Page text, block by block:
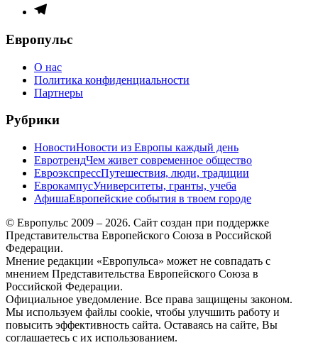
меню
Элемент
Европульс
О нас
Политика конфиденциальности
Партнеры
Рубрики
НовостиНовости из Европы каждый день
ЕвротрендЧем живет современное общество
ЕвроэкспрессПутешествия, люди, традиции
ЕврокампусУниверситеты, гранты, учеба
АфишаЕвропейские события в твоем городе
© Европульс 2009 – 2026. Сайт создан при поддержке
Представительства Европейского Союза в Российской
Федерации.
Мнение редакции «Европульса» может не совпадать с
мнением Представительства Европейского Союза в
Российской Федерации.
Официальное уведомление. Все права защищены законом.
Мы используем файлы cookie, чтобы улучшить работу и
повысить эффективность сайта. Оставаясь на сайте, Вы
соглашаетесь с их использованием.